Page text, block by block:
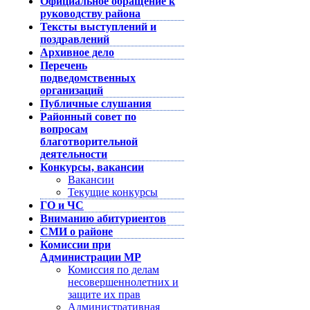
руководству района
Тексты выступлений и
поздравлений
Архивное дело
Перечень
подведомственных
организаций
Публичные слушания
Районный совет по
вопросам
благотворительной
деятельности
Конкурсы, вакансии
Вакансии
Текущие конкурсы
ГО и ЧС
Вниманию абитуриентов
СМИ о районе
Комиссии при
Администрации МР
Комиссия по делам
несовершеннолетних и
защите их прав
Административная